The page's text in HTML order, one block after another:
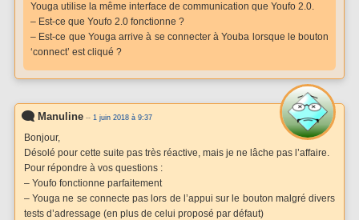
Youga utilise la même interface de communication que Youfo 2.0.
– Est-ce que Youfo 2.0 fonctionne ?
– Est-ce que Youga arrive à se connecter à Youba lorsque le bouton
‘connect’ est cliqué ?
Manuline -- 1 juin 2018 à 9:37
Bonjour,
Désolé pour cette suite pas très réactive, mais je ne lâche pas l’affaire.
Pour répondre à vos questions :
– Youfo fonctionne parfaitement
– Youga ne se connecte pas lors de l’appui sur le bouton malgré divers
tests d’adressage (en plus de celui proposé par défaut)